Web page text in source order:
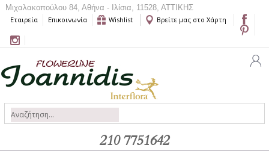
Μιχαλακοπούλου 84, Αθήνα - Ιλίσια, 11528, ΑΤΤΙΚΗΣ
Εταιρεία
Επικοινωνία Wishlist Βρείτε μας στο Χάρτη
210 7751642